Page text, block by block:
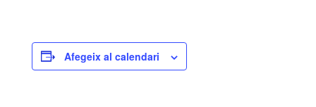
Afegeix al calendari